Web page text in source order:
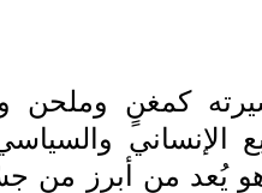
عام 1955. بدأ مسيرته كمغنٍ
الإنساني
يُعد من أبرز من